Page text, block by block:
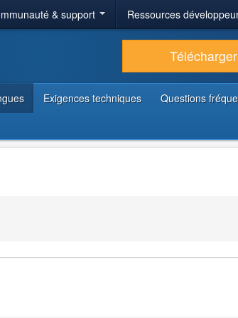
& support Ressources
Télécharger
Exigences techniques Questions